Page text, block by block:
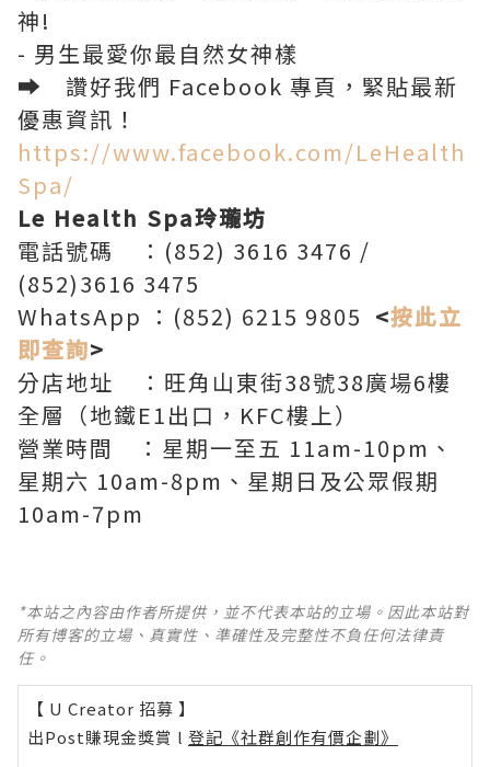
神!
- 男生最愛你最自然女神樣
➡ 讚好我們 Facebook 專頁，緊貼最新
優惠資訊！
https://www.facebook.com/LeHealth
Spa/
Le Health Spa玲瓏坊
電話號碼 ：(852) 3616 3476 /
(852)3616 3475
WhatsApp ：(852) 6215 9805 <按此立
即查詢>
分店地址 ：旺角山東街38號38廣場6樓
全層（地鐵E1出口，KFC樓上）
營業時間 ：星期一至五 11am-10pm、
星期六 10am-8pm、星期日及公眾假期
10am-7pm
*本站之內容由作者所提供，並不代表本站的立場。因此本站對
所有博客的立場、真實性、準確性及完整性不負任何法律責
任。
【 U Creator 招募 】
出Post賺現金獎賞 l 登記《社群創作有價企劃》